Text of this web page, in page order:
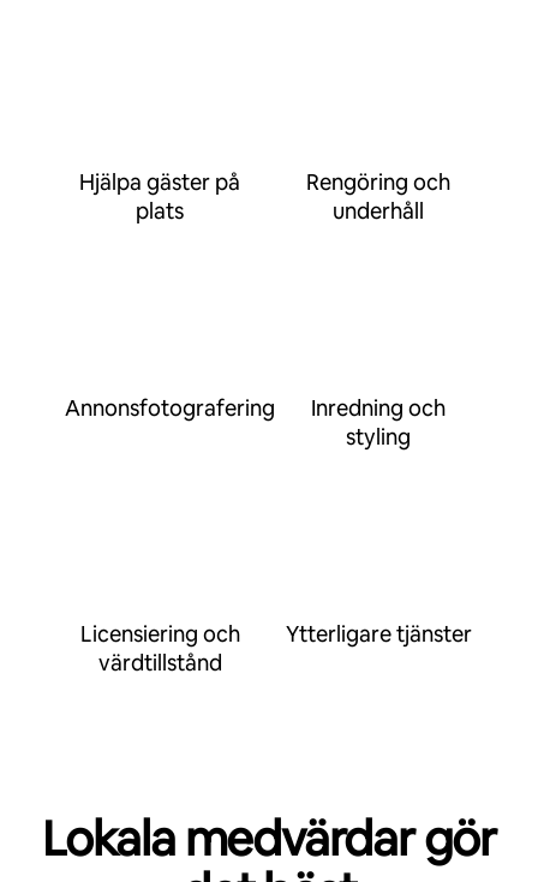
Hjälpa gäster på
plats
Rengöring och
underhåll
Annonsfotografering
Inredning och
styling
Licensiering och
värdtillstånd
Ytterligare tjänster
Lokala medvärdar gör